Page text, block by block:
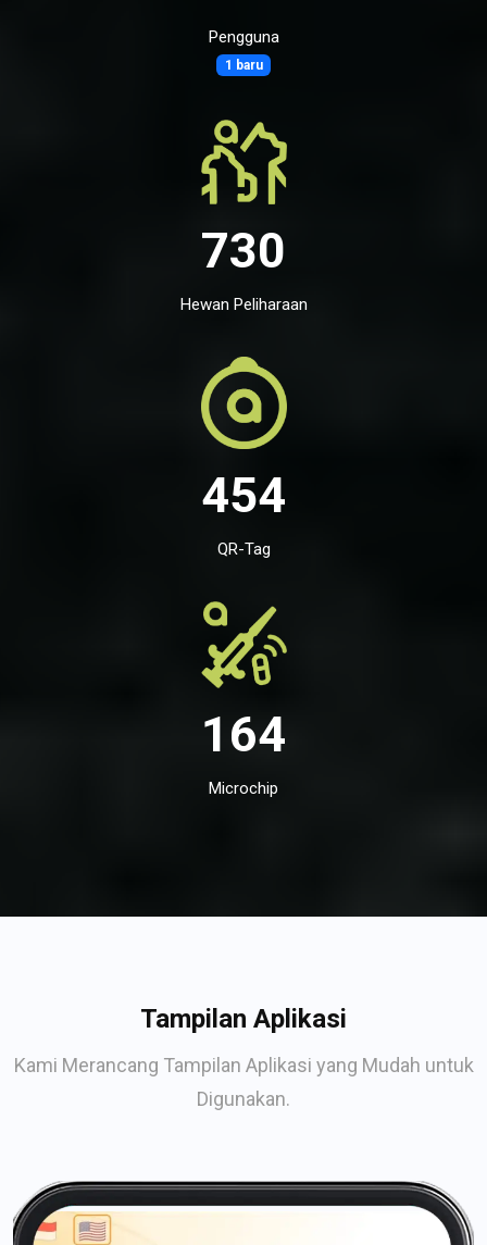
Pengguna
1 baru
730
Hewan Peliharaan
454
QR-Tag
164
Microchip
Tampilan Aplikasi
Kami Merancang Tampilan Aplikasi yang Mudah untuk
Digunakan.